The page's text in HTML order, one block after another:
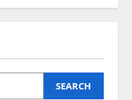
SEARCH